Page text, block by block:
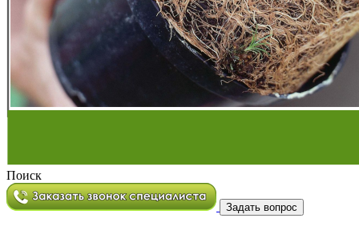
Поиск
Задать вопрос